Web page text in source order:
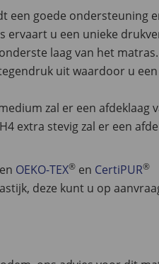
een goede ondersteuning
ervaart u een unieke
laag van het
uit waardoor u
zal er een afdeklaag
extra stevig zal er een
OEKO-TEX® en CertiPUR®
deze kunt u op